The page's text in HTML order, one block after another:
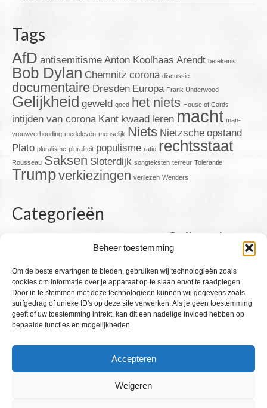
Beheer toestemming
Om de beste ervaringen te bieden, gebruiken wij technologieën zoals
cookies om informatie over je apparaat op te slaan en/of te raadplegen.
Door in te stemmen met deze technologieën kunnen wij gegevens zoals
surfgedrag of unieke ID's op deze site verwerken. Als je geen toestemming
geeft of uw toestemming intrekt, kan dit een nadelige invloed hebben op
bepaalde functies en mogelijkheden.
Accepteren
Weigeren
Tags
AfD antisemitisme Anton Koolhaas Arendt betekenis
Bob Dylan Chemnitz corona discussie
documentaire Dresden Europa Frank Underwood
Gelijkheid geweld goed het niets House of Cards
intijden van corona Kant kwaad leren macht man-
vrouwverhouding medeleven menselijk Niets Nietzsche opstand
Plato pluralisme pluraliteit populisme ratio rechtsstaat
Rousseau Saksen Sloterdijk songteksten terreur Tolerantie
Trumpverkiezingen verliezen Wenders
Categorieën
Cultuur
de
de jaren tachtig de man
democratie Duitsland Europa Film & TV
Filmacademie Filosofie Frankrijk
GeschiedenisGeweld Goed en Kwaad Humor
Kunst Literatuur Maatschappijman-
vrouw Muziek nazisme Politiek
Theater Uitdrukkingen
Wereld in Brand Zin & Onzin